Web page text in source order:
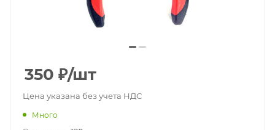
350 ₽/шт
Цена указана без учета НДС
Много